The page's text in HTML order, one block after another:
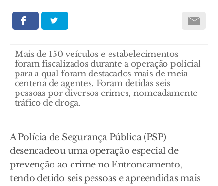
Mais de 150 veículos e estabelecimentos
foram fiscalizados durante a operação policial
para a qual foram destacados mais de meia
centena de agentes. Foram detidas seis
pessoas por diversos crimes, nomeadamente
tráfico de droga.
A Polícia de Segurança Pública (PSP)
desencadeou uma operação especial de
prevenção ao crime no Entroncamento,
tendo detido seis pessoas e apreendidas mais